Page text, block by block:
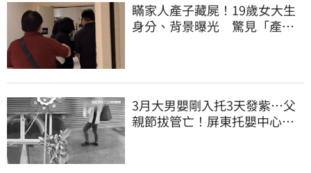
瞞家人產子藏屍！19歲女大生
身分、背景曝光 驚見「產檢
3月大男嬰剛入托3天發紫…父
親節拔管亡！屏東托嬰中心回9